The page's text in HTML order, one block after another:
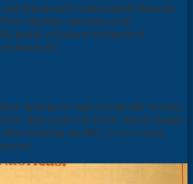
дня весеннего равноденствия до
период, как раз, и не
дней, которые указаны в
больше.
нулевые года столетий, то есть
два нуля. Но если такой номер
остатка на 400, то его тоже